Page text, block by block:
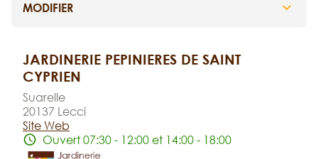
MODIFIER
JARDINERIE PEPINIERES DE SAINT
CYPRIEN
Suarelle
20137 Lecci
Site Web
Ouvert 07:30 - 12:00 et 14:00 - 18:00